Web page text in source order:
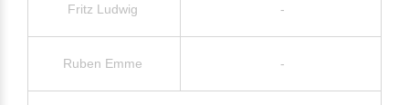
Fritz Ludwig -
Ruben Emme -